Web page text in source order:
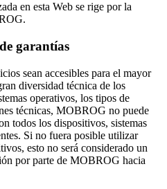
en esta Web se rige por la
garantías
sean accesibles para el mayor
diversidad técnica de los
operativos, los tipos de
técnicas, MOBROG no puede
todos los dispositivos, sistemas
Si no fuera posible utilizar
esto no será considerado un
por parte de MOBROG hacia